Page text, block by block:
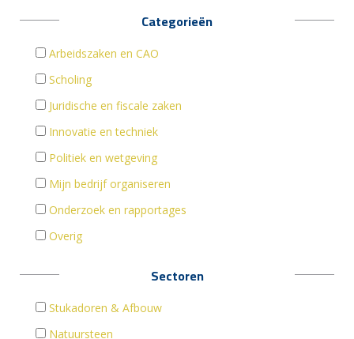
Categorieën
Arbeidszaken en CAO
Scholing
Juridische en fiscale zaken
Innovatie en techniek
Politiek en wetgeving
Mijn bedrijf organiseren
Onderzoek en rapportages
Overig
Sectoren
Stukadoren & Afbouw
Natuursteen